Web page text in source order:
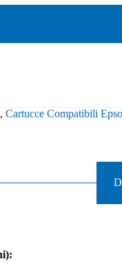
, Cartucce Compatibili